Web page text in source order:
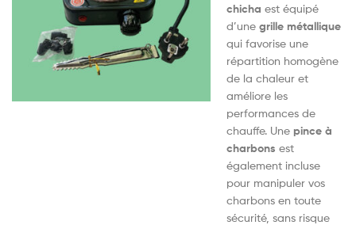
chicha est équipé
d’une grille métallique
qui favorise une
répartition homogène
de la chaleur et
améliore les
performances de
chauffe. Une pince à
charbons est
également incluse
pour manipuler vos
charbons en toute
sécurité, sans risque